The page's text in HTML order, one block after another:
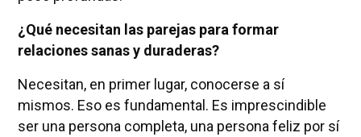
¿Qué necesitan las parejas para formar
relaciones sanas y duraderas?
Necesitan, en primer lugar, conocerse a sí
mismos. Eso es fundamental. Es imprescindible
ser una persona completa, una persona feliz por sí